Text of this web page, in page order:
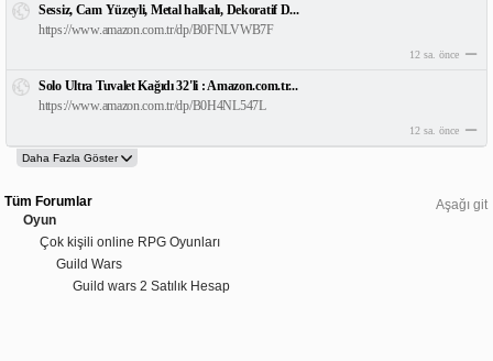
Sessiz, Cam Yüzeyli, Metal halkalı, Dekoratif D...
https://www.amazon.com.tr/dp/B0FNLVWB7F
12 sa. önce
Solo Ultra Tuvalet Kağıdı 32'li : Amazon.com.tr...
https://www.amazon.com.tr/dp/B0H4NL547L
12 sa. önce
Aşağı git
Tüm Forumlar
Oyun
Çok kişili online RPG Oyunları
Guild Wars
Guild wars 2 Satılık Hesap